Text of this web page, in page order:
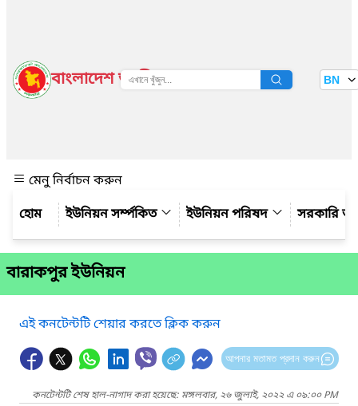
বাংলাদেশ জাতীয় তথ্য বাতায়ন BN
মেনু নির্বাচন করুন
ইউনিয়ন সর্ম্পকিত
ইউনিয়ন পরিষদ সরকারি
বারাকপুর ইউনিয়ন
এই কনটেন্টটি শেয়ার করতে ক্লিক করুন
আপনার মতামত প্রদান করুন
কনটেন্টটি শেষ হাল-নাগাদ করা হয়েছে: মঙ্গলবার, ২৬ জুলাই, ২০২২ এ ০৯:০০ PM